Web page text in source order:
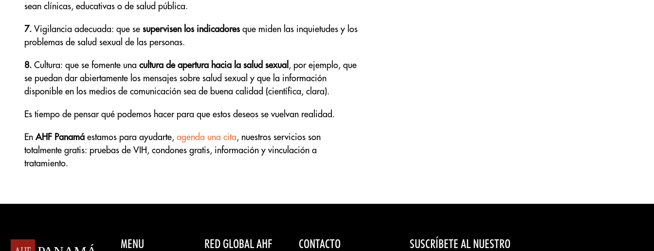
sean clínicas, educativas o de salud pública.
7. Vigilancia adecuada: que se supervisen los indicadoresque miden las inquietudes y los
problemas de salud sexual de las personas.
8. Cultura: que se fomente una cultura de apertura hacia la salud sexual , por ejemplo, que
se puedan dar abiertamente los mensajes sobre salud sexual y que la información
disponible en los medios de comunicación sea de buena calidad (científica, clara).
Es tiempo de pensar qué podemos hacer para que estos deseos se vuelvan realidad.
EnAHF Panamá estamos para ayudarte, agenda una cita, nuestros servicios son
totalmente gratis: pruebas de VIH, condones gratis, información y vinculación a
tratamiento.
MENU RED GLOBAL AHF CONTACTO
SUSCRÍBETE AL NUESTRO